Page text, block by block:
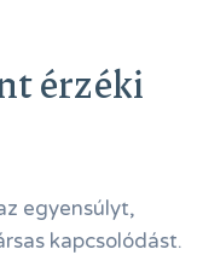
érzéki
egyensúlyt,
kapcsolódást.